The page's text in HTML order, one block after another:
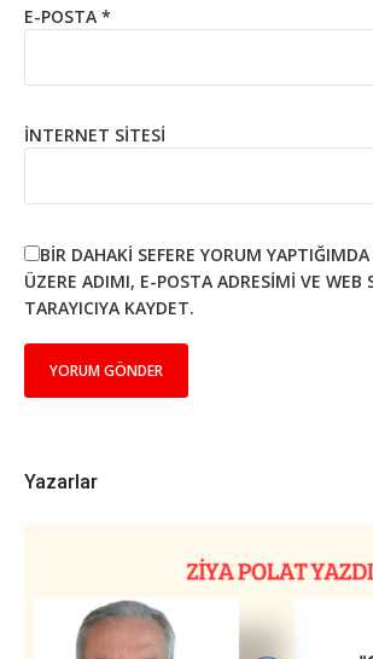
E-POSTA *
İNTERNET SITESI
BIR DAHAKI SEFERE YORUM
ÜZERE ADIMI, E-POSTA ADRESIMI VE WEB
TARAYICIYA KAYDET.
Yazarlar